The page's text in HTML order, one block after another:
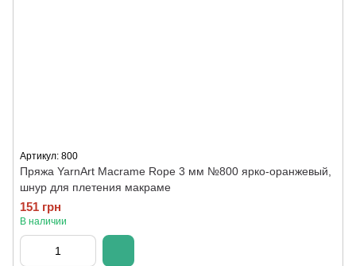
Артикул: 800
Пряжа YarnArt Macrame Rope 3 мм №800 ярко-оранжевый,
шнур для плетения макраме
151 грн
В наличии